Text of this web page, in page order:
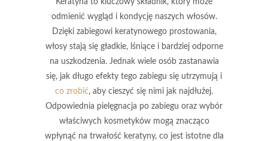
Keratyna to kluczowy składnik, który może
odmienić wygląd i kondycję naszych włosów.
Dzięki zabiegowi keratynowego prostowania,
włosy stają się gładkie, lśniące i bardziej odporne
na uszkodzenia. Jednak wiele osób zastanawia
się, jak długo efekty tego zabiegu się utrzymują i
co zrobić, aby cieszyć się nimi jak najdłużej.
Odpowiednia pielęgnacja po zabiegu oraz wybór
właściwych kosmetyków mogą znacząco
wpłynąć na trwałość keratyny, co jest istotne dla